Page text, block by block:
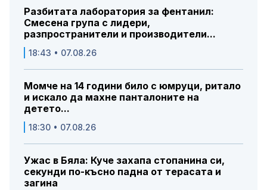
Разбитата лаборатория за фентанил:
Смесена група с лидери,
разпространители и производители...
18:43 • 07.08.26
Момче на 14 години било с юмруци, ритало
и искало да махне панталоните на
детето...
18:30 • 07.08.26
Ужас в Бяла: Куче захапа стопанина си,
секунди по-късно падна от терасата и
загина